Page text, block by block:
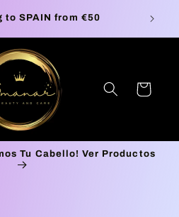
on orders up to €100* 🚚
Cart
Tu Cabello! Ver Productos